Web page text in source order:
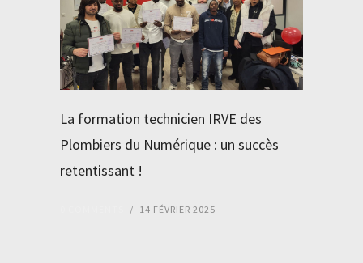
La formation technicien IRVE des
Plombiers du Numérique : un succès
retentissant !
/ 14 FÉVRIER 2025